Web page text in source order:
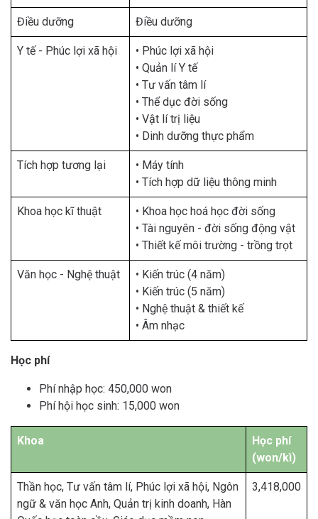
Điều dưỡng Điều dưỡng
Y tế - Phúc lợi xã hội
• Phúc lợi xã hội
• Quản lí Y tế
• Tư vấn tâm lí
• Thể dục đời sống
• Vật lí trị liệu
• Dinh dưỡng thực phẩm
Tích hợp tương lại
• Máy tính
• Tích hợp dữ liệu thông minh
Khoa học kĩ thuật
• Khoa học hoá học đời sống
• Tài nguyên - đời sống động vật
• Thiết kế môi trường - trồng trọt
Văn học - Nghệ thuật
• Kiến trúc (4 năm)
• Kiến trúc (5 năm)
• Nghệ thuật & thiết kế
• Âm nhạc
Học phí
Phí nhập học: 450,000 won
Phí hội học sinh: 15,000 won
Khoa
Học phí
(won/kì)
Thần học, Tư vấn tâm lí, Phúc lợi xã hội, Ngôn
ngữ & văn học Anh, Quản trị kinh doanh, Hàn
3,418,000